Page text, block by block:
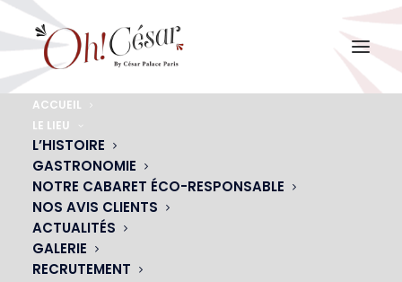
ACCUEIL
LE LIEU
L’HISTOIRE
GASTRONOMIE
NOTRE CABARET ÉCO-RESPONSABLE
NOS AVIS CLIENTS
ACTUALITÉS
GALERIE
RECRUTEMENT
Accueil BROOKE APPLEYARD